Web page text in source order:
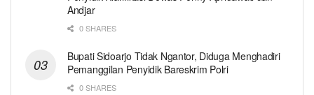
Andjar
0 SHARES
Bupati Sidoarjo Tidak Ngantor, Diduga Menghadiri
Pemanggilan Penyidik Bareskrim Polri
0 SHARES